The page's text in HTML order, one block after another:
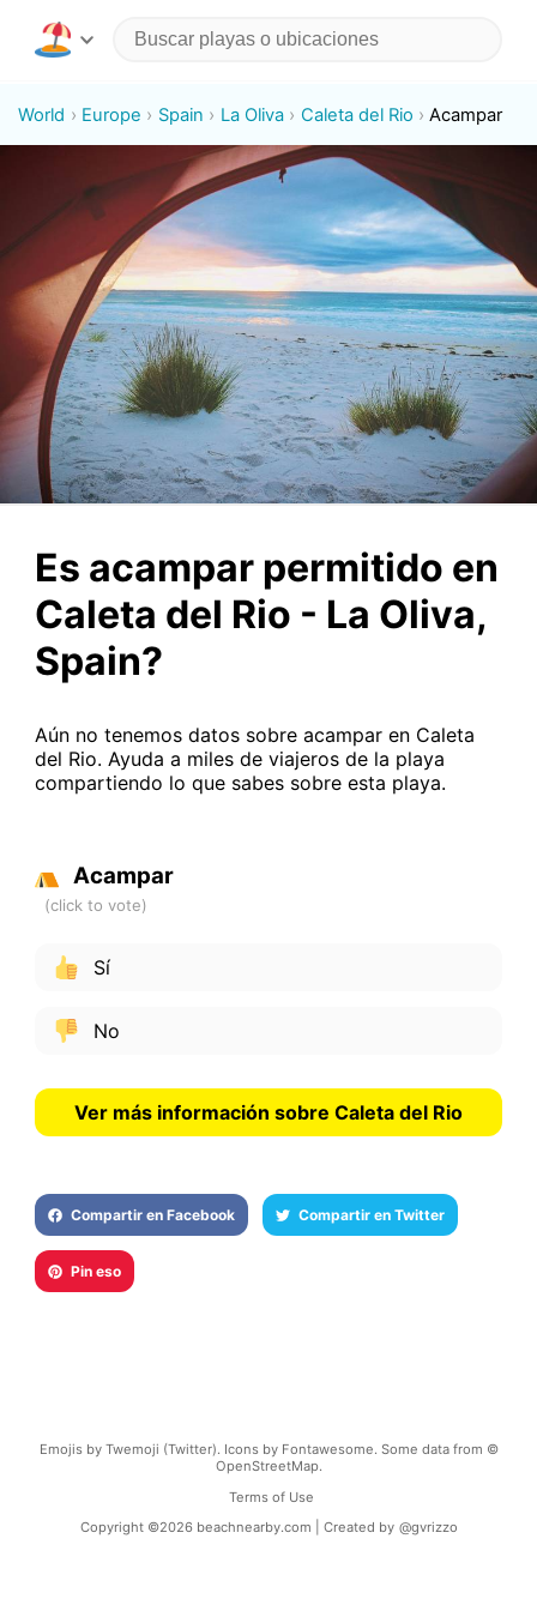
World Europe Spain La Oliva Caleta del Rio Acampar
Es acampar permitido en
Caleta del Rio - La Oliva,
Spain?
Aún no tenemos datos sobre acampar en Caleta
del Rio. Ayuda a miles de viajeros de la playa
compartiendo lo que sabes sobre esta playa.
Acampar
Sí
No
Ver más información sobre Caleta del Rio
Compartir en Facebook Compartir en Twitter
Pin eso
Emojis by Twemoji (Twitter). Icons by Fontawesome. Some data from ©
OpenStreetMap.
Terms of Use
Copyright ©2026 beachnearby.com | Created by @gvrizzo